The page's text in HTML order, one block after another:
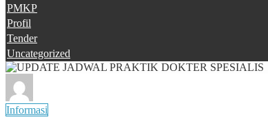
PMKP
Profil
Tender
Uncategorized
Informasi